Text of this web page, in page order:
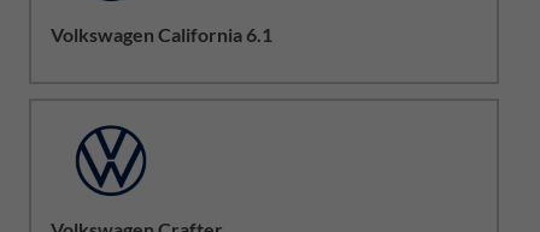
Volkswagen California 6.1